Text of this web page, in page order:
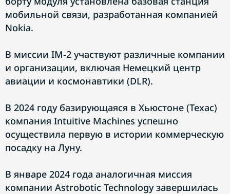
мобильной связи, разработанная компанией
Nokia.
В миссии IM-2 участвуют различные компании
и организации, включая Немецкий центр
авиации и космонавтики (DLR).
В 2024 году базирующаяся в Хьюстоне (Техас)
компания Intuitive Machines успешно
осуществила первую в истории коммерческую
посадку на Луну.
В январе 2024 года аналогичная миссия
компании Astrobotic Technology завершилась